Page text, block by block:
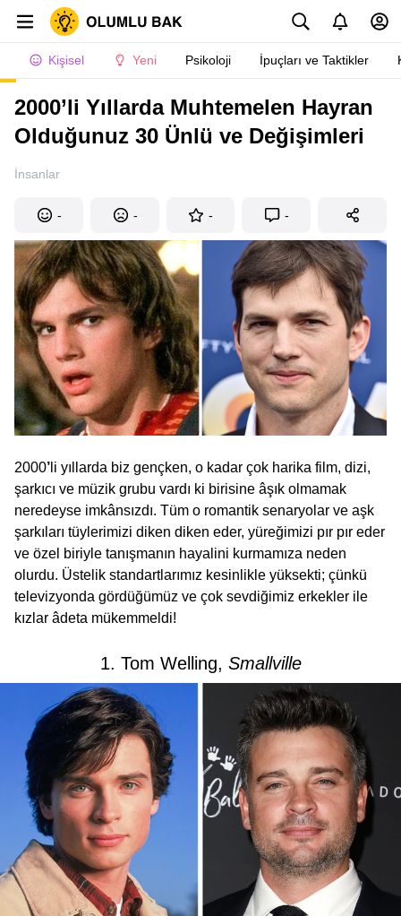
Kişisel Yeni Psikoloji İpuçları ve Taktikler
2000’li Yıllarda Muhtemelen Hayran
Olduğunuz 30 Ünlü ve Değişimleri
İnsanlar
- - - -
2000’ li yıllarda biz gençken, o kadar çok harika film, dizi,
şarkıcı ve müzik grubu vardı ki birisine âşık olmamak
neredeyse imkânsızdı. Tüm o romantik senaryolar ve aşk
şarkıları tüylerimizi diken diken eder, yüreğimizi pır pır eder
ve özel biriyle tanışmanın hayalini kurmamıza neden
olurdu. Üstelik standartlarımız kesinlikle yüksekti; çünkü
televizyonda gördüğümüz ve çok sevdiğimiz erkekler ile
kızlar âdeta mükemmeldi!
1. Tom Welling, Smallville